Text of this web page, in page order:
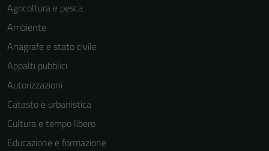
Agricoltura e pesca
Ambiente
Anagrafe e stato civile
Appalti pubblici
Autorizzazioni
Catasto e urbanistica
Cultura e tempo libero
Educazione e formazione